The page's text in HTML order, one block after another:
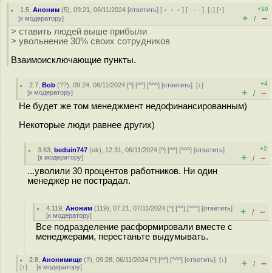
1.5 ,Аноним (5), 09:21, 06/11/2024 [ответить] [ ﹢﹢﹢] [ · · ·][↓] [↑]
[к модератору]
+10
+ / –
> ставить людей выше прибыли
> увольнение 30% своих сотрудников
Взаимоисключающие пункты.
2.7 ,Bob (??), 09:24, 06/11/2024 [^] [^^] [^^^] [ответить][↓]
[к модератору]
+4
+ / –
Не будет же том менеджмент недофинансированным)
Некоторые люди равнее других)
3.63 ,beduin747 (ok), 12:31, 06/11/2024 [^] [^^] [^^^] [ответить]
[к модератору]
+2
+ / –
...уволили 30 процентов работников. Ни один
менеджер не пострадал.
4.119 ,Аноним (119), 07:21, 07/11/2024 [^] [^^] [^^^] [ответить]
[к модератору] + / –
Все подразделение расформировали вместе с
менеджерами, перестаньте выдумывать.
2.8 ,Анонимище (?), 09:28, 06/11/2024 [^] [^^] [^^^] [ответить][↓]
[↑] [к модератору] + / –